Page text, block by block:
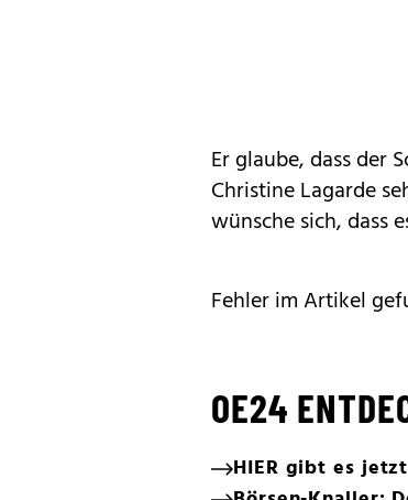
Er glaube, dass der
Christine Lagarde
wünsche sich, dass
Fehler im Artikel
OE24
HIER gibt es